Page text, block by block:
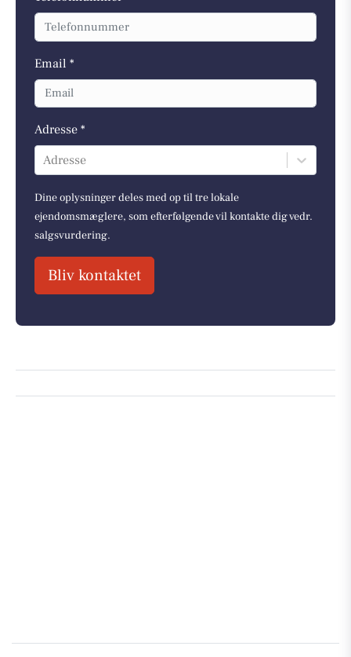
Email *
Adresse *
Adresse
Dine oplysninger deles med op til tre lokale
ejendomsmæglere, som efterfølgende vil kontakte dig vedr.
salgsvurdering.
Bliv kontaktet